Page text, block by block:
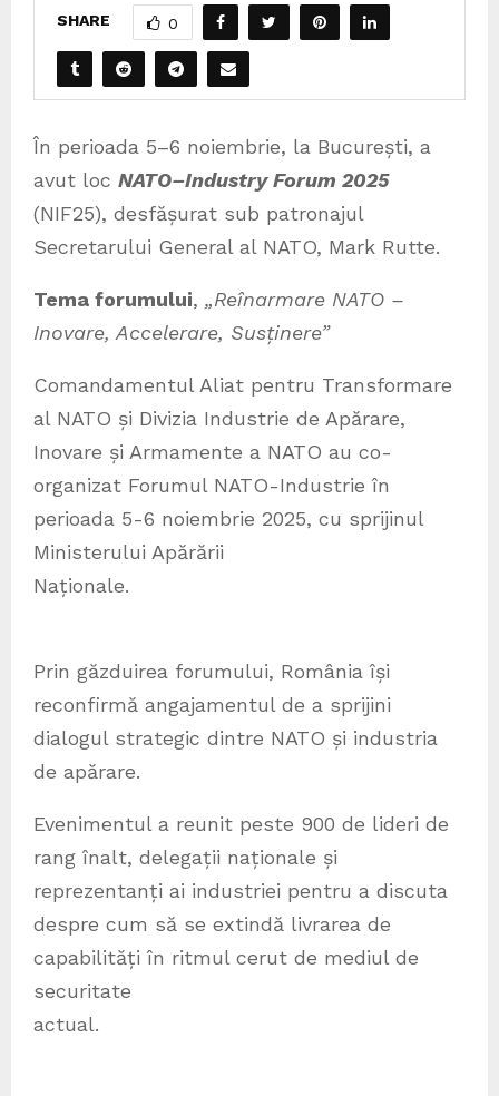
SHARE 0
În perioada 5–6 noiembrie, la București, a
avut loc NATO–Industry Forum 2025
(NIF25), desfășurat sub patronajul
Secretarului General al NATO, Mark Rutte.
Tema forumului, „Reînarmare NATO –
Inovare, Accelerare, Susținere”
Comandamentul Aliat pentru Transformare
al NATO și Divizia Industrie de Apărare,
Inovare și Armamente a NATO au co-
organizat Forumul NATO-Industrie în
perioada 5-6 noiembrie 2025, cu sprijinul
Ministerului Apărării
Naționale.
Prin găzduirea forumului, România își
reconfirmă angajamentul de a sprijini
dialogul strategic dintre NATO și industria
de apărare.
Evenimentul a reunit peste 900 de lideri de
rang înalt, delegații naționale și
reprezentanți ai industriei pentru a discuta
despre cum să se extindă livrarea de
capabilități în ritmul cerut de mediul de
securitate
actual.